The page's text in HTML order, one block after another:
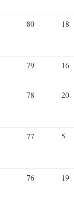
80 18
79 16
78 20
77 5
76 19